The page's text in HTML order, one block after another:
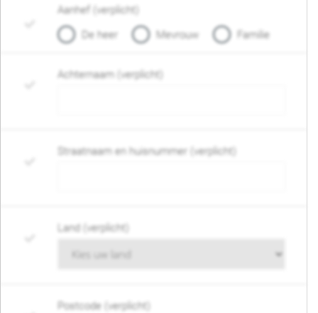
Aanhef (verplicht)
De heer
Mevrouw Familie
Achternaam (verplicht)
Straatnaam en huisnummer (verplicht)
Land (verplicht)
Postcode (verplicht)